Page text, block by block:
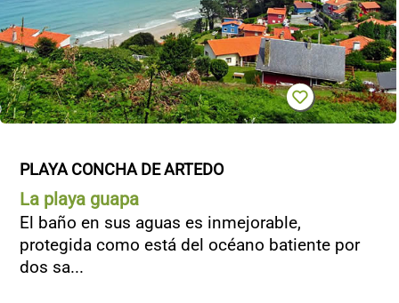
PLAYA CONCHA DE ARTEDO
La playa guapa
El baño en sus aguas es inmejorable,
protegida como está del océano batiente por
dos sa...